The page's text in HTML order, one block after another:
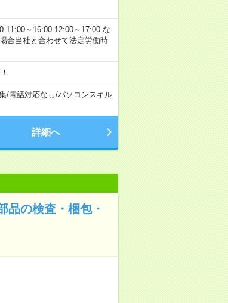
11:00～16:00 12:00～17:00 な
合当社と合わせて法定労働時
/電話対応なし/パソコンスキル
詳細へ
品の検査・梱包・